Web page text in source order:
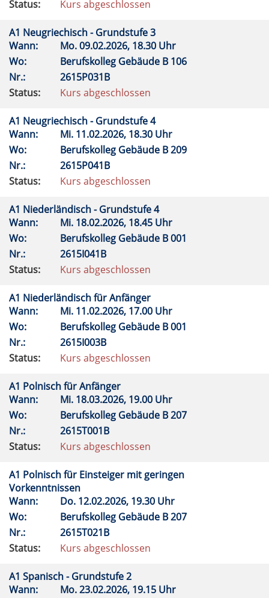
Status:
Kurs abgeschlossen
A1 Neugriechisch - Grundstufe 3
Wann:
Mo.09.02.2026, 18.30 Uhr
Wo:
Berufskolleg Gebäude B 106
Nr.:
2615P031B
Status:
Kurs abgeschlossen
A1 Neugriechisch - Grundstufe 4
Wann:
Mi. 11.02.2026, 18.30 Uhr
Wo:
Berufskolleg Gebäude B 209
Nr.:
2615P041B
Status:
Kurs abgeschlossen
A1 Niederländisch - Grundstufe 4
Wann:
Mi. 18.02.2026, 18.45 Uhr
Wo:
Berufskolleg Gebäude B 001
Nr.:
2615I041B
Status:
Kurs abgeschlossen
A1 Niederländisch für Anfänger
Wann:
Mi. 11.02.2026, 17.00 Uhr
Wo:
Berufskolleg Gebäude B 001
Nr.:
2615I003B
Status:
Kurs abgeschlossen
A1 Polnisch für Anfänger
Wann:
Mi. 18.03.2026, 19.00 Uhr
Wo:
Berufskolleg Gebäude B 207
Nr.:
2615T001B
Status:
Kurs abgeschlossen
A1 Polnisch für Einsteiger mit geringen
Vorkenntnissen
Wann:
Do. 12.02.2026, 19.30 Uhr
Wo:
Berufskolleg Gebäude B 207
Nr.:
2615T021B
Status:
Kurs abgeschlossen
A1 Spanisch - Grundstufe 2
Wann:
Mo.23.02.2026, 19.15 Uhr